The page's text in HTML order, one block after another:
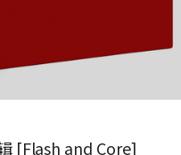
[Flash and Core]